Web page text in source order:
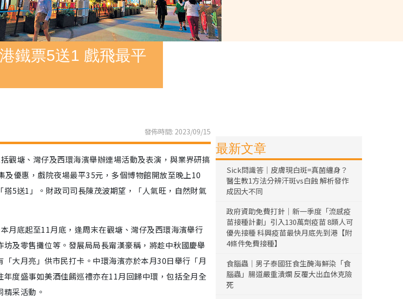
鐵票5送1 戲飛最平
發佈時間: 2023/09/15
觀塘、灣仔及西環海濱舉辦連場活動及表演，與業界研搞
優惠，戲院夜場最平35元，多個博物館開放至晚上10
5送1」。財政司司長陳茂波期望，「人氣旺，自然財氣
月底起至11月底，逢周末在觀塘、灣仔及西環海濱舉行
及零售攤位等。發展局局長甯漢豪稱，將趁中秋國慶舉
大月亮」供市民打卡。中環海濱亦於本月30日舉行「月
度盛事如美酒佳餚巡禮亦在11月回歸中環，包括全月全
采活動。
最新文章
Sick問識答｜皮膚現白斑=真菌纏身？
醫生教1方法分辨汗斑vs白蝕 解析發作
成因大不同
政府資助免費打針｜新一季度「流感疫
苗接種計劃」引入130萬劑疫苗 8類人可
優先接種 科興疫苗最快月底先到港【附
4條件免費接種】
食腦蟲｜男子泰國狂食生醃海鮮染「食
腦蟲」腸道嚴重潰爛 反覆大出血休克險
死